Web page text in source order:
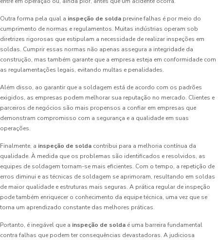
Outra forma pela qual a inspeção de solda previne falhas é por meio do
cumprimento de normas e regulamentos. Muitas indústrias operam sob
diretrizes rigorosas que estipulam a necessidade de realizar inspeções em
soldas. Cumprir essas normas não apenas assegura a integridade da
construção, mas também garante que a empresa esteja em conformidade com
as regulamentações legais, evitando multas e penalidades.
Além disso, ao garantir que a soldagem está de acordo com os padrões
exigidos, as empresas podem melhorar sua reputação no mercado. Clientes e
parceiros de negócios são mais propensos a confiar em empresas que
demonstram compromisso com a segurança e a qualidade em suas
operações.
Finalmente, a inspeção de solda contribui para a melhoria contínua da
qualidade. À medida que os problemas são identificados e resolvidos, as
equipes de soldagem tornam-se mais eficientes. Com o tempo, a repetição de
erros diminui e as técnicas de soldagem se aprimoram, resultando em soldas
de maior qualidade e estruturas mais seguras. A prática regular de inspeção
pode também enriquecer o conhecimento da equipe técnica, uma vez que se
torna um aprendizado constante das melhores práticas.
Portanto, é inegável que a inspeção de solda é uma barreira fundamental
contra falhas que podem ter consequências devastadoras. A judiciosa